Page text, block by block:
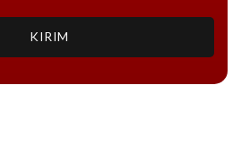
KIRIM